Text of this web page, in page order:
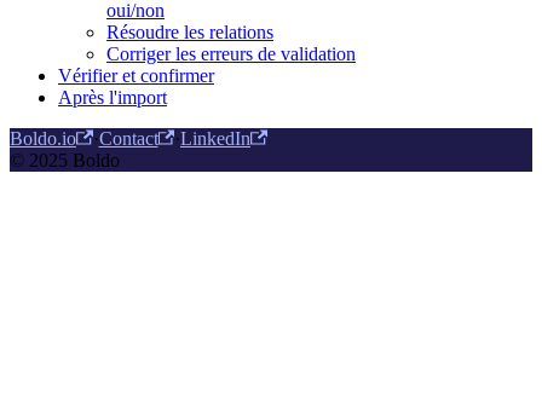
oui/non
Résoudre les relations
Corriger les erreurs de validation
Vérifier et confirmer
Après l'import
Boldo.io
·Contact ·LinkedIn
© 2025 Boldo